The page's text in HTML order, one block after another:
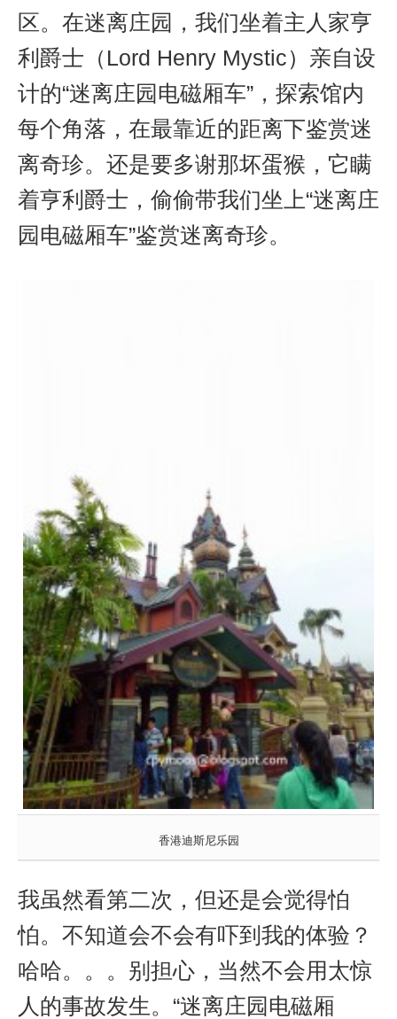
区。在迷离庄园，我们坐着主人家亨
利爵士（ Lord Henry Mystic） 亲自设
计的“迷离庄园电磁厢车”，探索馆内
每个角落，在最靠近的距离下鉴赏迷
离奇珍。还是要多谢那坏蛋猴，它瞒
着亨利爵士，偷偷带我们坐上“迷离庄
园电磁厢车”鉴赏迷离奇珍。
香港迪斯尼乐园
我虽然看第二次，但还是会觉得怕
怕。不知道会不会有吓到我的体验？
哈哈。。。别担心，当然不会用太惊
人的事故发生。
“迷离庄园电磁厢